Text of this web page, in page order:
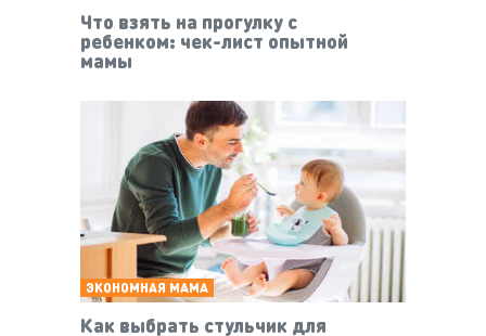
Что взять на прогулку с
ребенком: чек-лист опытной
мамы
ЭКОНОМНАЯ МАМА
Как выбрать стульчик для